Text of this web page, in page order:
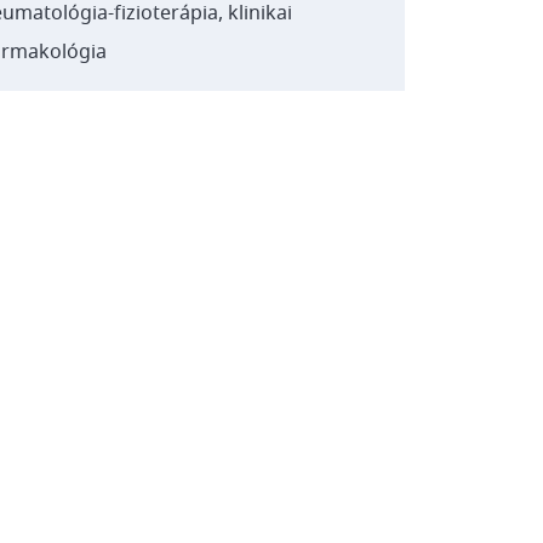
fizioterápia, klinikai